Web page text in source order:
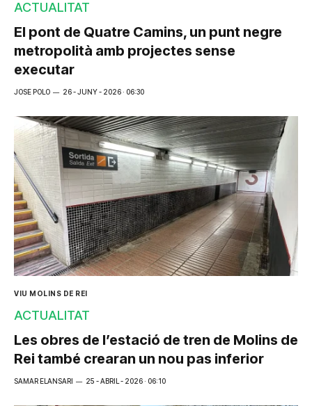
ACTUALITAT
El pont de Quatre Camins, un punt negre
metropolità amb projectes sense
executar
JOSE POLO 26 - JUNY - 2026 · 06:30
VIU MOLINS DE REI
ACTUALITAT
Les obres de l’estació de tren de Molins de
Rei també crearan un nou pas inferior
SAMAR ELANSARI 25 - ABRIL - 2026 · 06:10